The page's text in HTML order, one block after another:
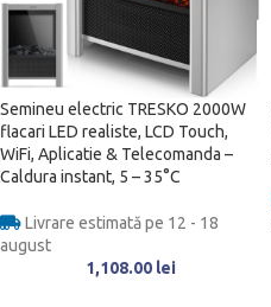
Semineu electric TRESKO 2000W
flacari LED realiste, LCD Touch,
WiFi, Aplicatie & Telecomanda –
Caldura instant, 5 – 35°C
Livrare estimată pe 12 - 18
august
1,108.00 lei